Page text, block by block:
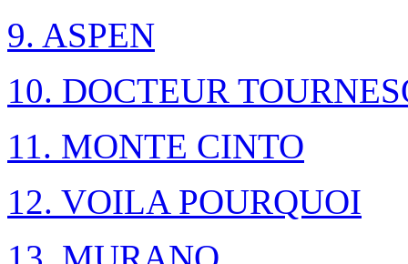
9. ASPEN
10. DOCTEUR
11. MONTE CINTO
12. VOILA POURQUOI